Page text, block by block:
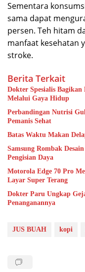
Sementara
sama dapat
persen. Teh hitam
manfaat kesehatan
stroke.
Berita Terkait
Dokter Spesialis
Melalui Gaya Hidup
Perbandingan Nutrisi
Pemanis Sehat
Batas Waktu Makan
Samsung Rombak
Pengisian Daya
Motorola Edge 70 Pro
Layar Super Terang
Dokter Paru Ungkap
Penanganannya
JUS BUAH kopi